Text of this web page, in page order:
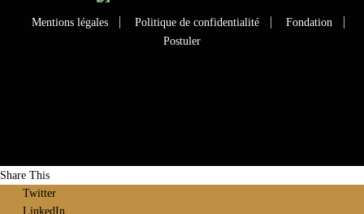
Mentions légales Politique de confidentialité
Fondation
Postuler
Share This
Twitter
LinkedIn